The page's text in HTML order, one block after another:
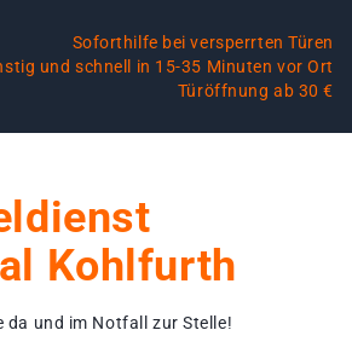
Soforthilfe bei versperrten Türen
und schnell in 15-35 Minuten vor Ort
Türöffnung ab 30 €
Kohlfurth
da und im Notfall zur Stelle!